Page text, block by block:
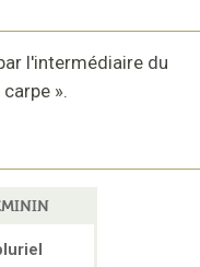
l'intermédiaire du
carpe ».